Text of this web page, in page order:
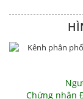
Chứng nhận